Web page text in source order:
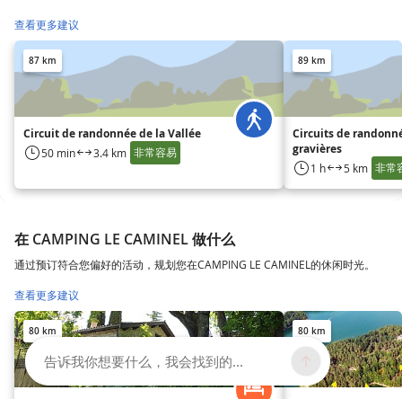
查看更多建议
87 km
Circuit de randonnée de la Vallée
50 min 3.4 km 非常容易
89 km
Circuits de
gravières
1 h 5 km 非常
在 CAMPING LE CAMINEL 做什么
通过预订符合您偏好的活动，规划您在CAMPING LE CAMINEL的休闲时光。
查看更多建议
80 km 80 km
告诉我你想要什么，我会找到的...